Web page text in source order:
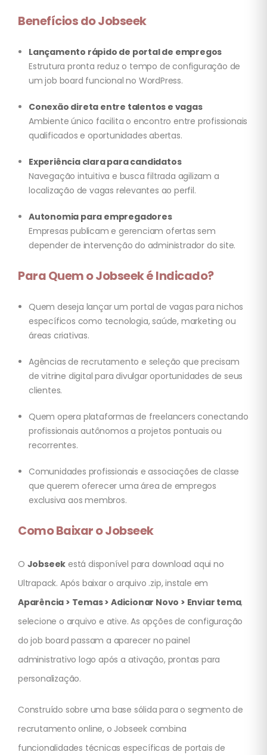
Benefícios do Jobseek
Lançamento rápido de portal de empregos
Estrutura pronta reduz o tempo de configuração de
um job board funcional no WordPress.
Conexão direta entre talentos e vagas
Ambiente único facilita o encontro entre profissionais
qualificados e oportunidades abertas.
Experiência clara para candidatos
Navegação intuitiva e busca filtrada agilizam a
localização de vagas relevantes ao perfil.
Autonomia para empregadores
Empresas publicam e gerenciam ofertas sem
depender de intervenção do administrador do site.
Para Quem o Jobseek é Indicado?
Quem deseja lançar um portal de vagas para nichos
específicos como tecnologia, saúde, marketing ou
áreas criativas.
Agências de recrutamento e seleção que precisam
de vitrine digital para divulgar oportunidades de seus
clientes.
Quem opera plataformas de freelancers conectando
profissionais autônomos a projetos pontuais ou
recorrentes.
Comunidades profissionais e associações de classe
que querem oferecer uma área de empregos
exclusiva aos membros.
Como Baixar o Jobseek
O Jobseek está disponível para download aqui no
Ultrapack. Após baixar o arquivo .zip, instale em
Aparência > Temas > Adicionar Novo > Enviar tema,
selecione o arquivo e ative. As opções de configuração
do job board passam a aparecer no painel
administrativo logo após a ativação, prontas para
personalização.
Construído sobre uma base sólida para o segmento de
recrutamento online, o Jobseek combina
funcionalidades técnicas específicas de portais de